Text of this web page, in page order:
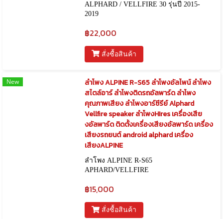
ALPHARD / VELLFIRE 30 รุ่นปี 2015-
2019
฿22,000
สั่งซื้อสินค้า
New
ลำโพง ALPINE R-S65 ลำโพงอัลไพน์ ลำโพง
สไตล์อาร์ ลำโพงติดรถอัลพาร์ด ลำโพง
คุณภาพเสียง ลำโพงอาร์ซีรีย์ Alphard
Vellfire speaker ลำโพงHIres เครื่องเสีย
งอัลพาร์ด ติดตั้งเครื่องเสียงอัลพาร์ด เครื่อง
เสียงรถยนต์ android alphard เครื่อง
เสียงALPINE
ลำโพง ALPINE R-S65
APHARD/VELLFIRE
฿15,000
สั่งซื้อสินค้า